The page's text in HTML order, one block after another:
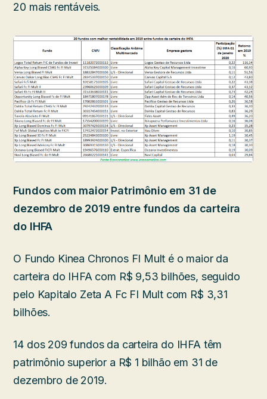
20 mais rentáveis.
Fundos com maior Patrimônio em 31 de
dezembro de 2019 entre fundos da carteira
do IHFA
O Fundo Kinea Chronos FI Mult é o maior da
carteira do IHFA com R$ 9,53 bilhões, seguido
pelo Kapitalo Zeta A Fc FI Mult com R$ 3,31
bilhões.
14 dos 209 fundos da carteira do IHFA têm
patrimônio superior a R$ 1 bilhão em 31 de
dezembro de 2019.